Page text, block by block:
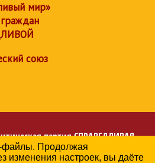
мир»
союз
партияСПРАВЕДЛИВАЯ
РОССИЯ
файлы. Продолжая
изменения настроек, вы даёте